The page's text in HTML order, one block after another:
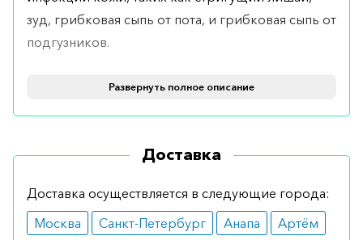
зуд, грибковая сыпь от пота, и грибковая сыпь от
подгузников.
Аллергия на компоненты препарата является
Как применять
Состав необходимо распылять на пораженные
участки кожи.
Развернуть полное описание
Доставка
Доставка осуществляется в следующие города:
Москва
Санкт-Петербург Анапа
Артём